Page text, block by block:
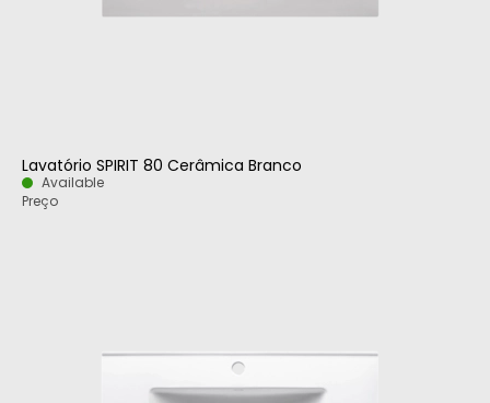
Lavatório SPIRIT 80 Cerâmica Branco
Available
Preço